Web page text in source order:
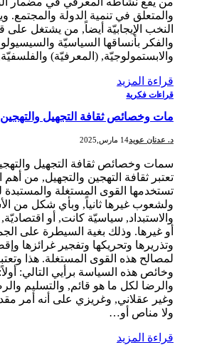
والمتعلق في تنمية الدولة والمجتمع.
النخب الإيجابيّة أيضاً, من يشتغل على
والفكر بأنساقها السياسيّة
والابستمولوجيّة, (المعرفيّة)
قراءة المزيد
قراءات فكرية
مات وخصائص ثقافة التجهيل
د. عدنان عويد14 مارس,2025
سمات وخصائص ثقافة التجهيل
تعتبر ثقافة التهجين والتجهيل, من أهم
تستخدمها القوى المستغلة والمستبدة
ولشعوب غيرها ثانياً, وبأي شكل من
والاستبداد, سياسيّة كانت, أو اقتصاديّة,
أو غيرها. وذلك بغية السيطرة على
وتذريرها وتحريكها وتفجير غرائزها
لمصالح هذه القوى المستغلة. هذا
وخائص هذه السياسة برأيي التالي:
والرضا لكل ما هو قائم, والتسليم
وغير عقلاني, وغريزي على أنه أمر
ولا مناص أو…
قراءة المزيد